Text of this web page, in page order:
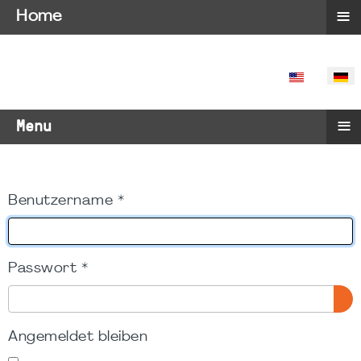
SPRACHE
Menu ≡
Benutzername *
Passwort *
Angemeldet bleiben
Home ≡